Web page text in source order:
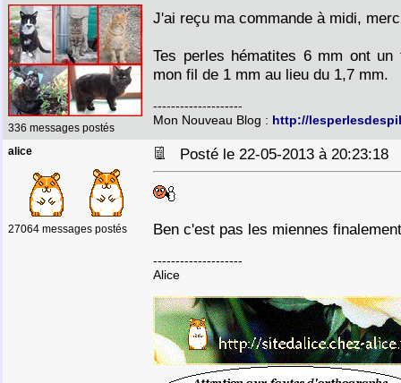
336 messages postés
J'ai reçu ma commande à midi,
Tes perles hématites 6 mm ont
mon fil de 1 mm au lieu du 1,7 mm.
--------------------
Mon Nouveau Blog : http://
alice
27064 messages postés
Posté le 22-05-2013 à 20:23:18
Ben c'est pas les miennes
--------------------
Alice